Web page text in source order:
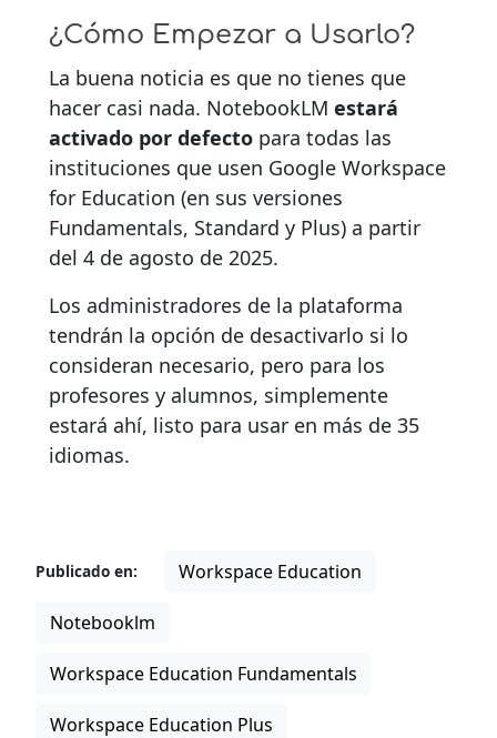
¿Cómo Empezar a Usarlo?
La buena noticia es que no tienes que
hacer casi nada. NotebookLM estará
activado por defecto para todas las
instituciones que usen Google Workspace
for Education (en sus versiones
Fundamentals, Standard y Plus) a partir
del 4 de agosto de 2025.
Los administradores de la plataforma
tendrán la opción de desactivarlo si lo
consideran necesario, pero para los
profesores y alumnos, simplemente
estará ahí, listo para usar en más de 35
idiomas.
Publicado en: Workspace Education
Notebooklm
Workspace Education Fundamentals
Workspace Education Plus